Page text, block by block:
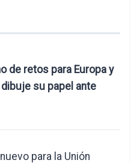
de retos para Europa y
su papel ante
para la Unión